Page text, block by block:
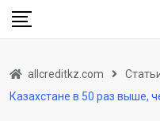
Skip
allcreditkz.com
Казахстане в 50 раз выше,